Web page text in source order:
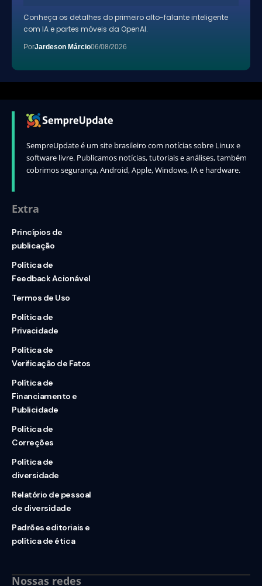
Conheça os detalhes do primeiro alto-falante inteligente
com IA e partes móveis da OpenAI.
PorJardeson Márcio06/08/2026
SempreUpdate é um site brasileiro com notícias sobre Linux e
software livre. Publicamos notícias, tutoriais e análises, também
cobrimos segurança, Android, Apple, Windows, IA e hardware.
Extra
Princípios de
publicação
Política de
Feedback Acionável
Termos de Uso
Política de
Privacidade
Política de
Verificação de Fatos
Política de
Financiamento e
Publicidade
Política de
Correções
Política de
diversidade
Relatório de pessoal
de diversidade
Padrões editoriais e
política de ética
Nossas redes